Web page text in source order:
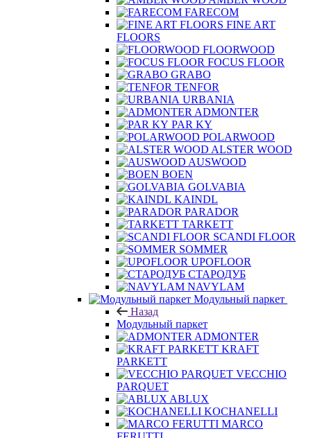
FARECOM
FINE ART
FLOORS
FLOORWOOD
FOCUS FLOOR
GRABO
TENFOR
URBANIA
ADMONTER
PAR KY
POLARWOOD
ALSTER WOOD
AUSWOOD
BOEN
GOLVABIA
KAINDL
PARADOR
TARKETT
SCANDI FLOOR
SOMMER
UPOFLOOR
СТАРОДУБ
NAVYLAM
Модульный паркет
Назад
Модульный паркет
ADMONTER
KRAFT
PARKETT
VECCHIO
PARQUET
ABLUX
KOCHANELLI
MARCO